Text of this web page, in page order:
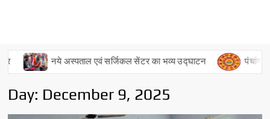
एवं सर्जिकल सेंटर का भव्य उद्घाटन पंचांग व राशिफल – 04
Day: December 9, 2025